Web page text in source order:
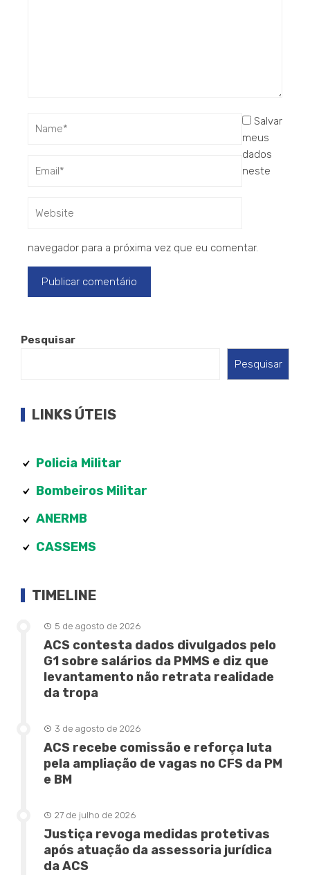
Salvar
meus
dados
neste
navegador para a próxima vez que eu comentar.
Pesquisar
Pesquisar
LINKS ÚTEIS
Policia Militar
Bombeiros Militar
ANERMB
CASSEMS
TIMELINE
5 de agosto de 2026
ACS contesta dados divulgados pelo
G1 sobre salários da PMMS e diz que
levantamento não retrata realidade
da tropa
3 de agosto de 2026
ACS recebe comissão e reforça luta
pela ampliação de vagas no CFS da PM
e BM
27 de julho de 2026
Justiça revoga medidas protetivas
após atuação da assessoria jurídica
da ACS